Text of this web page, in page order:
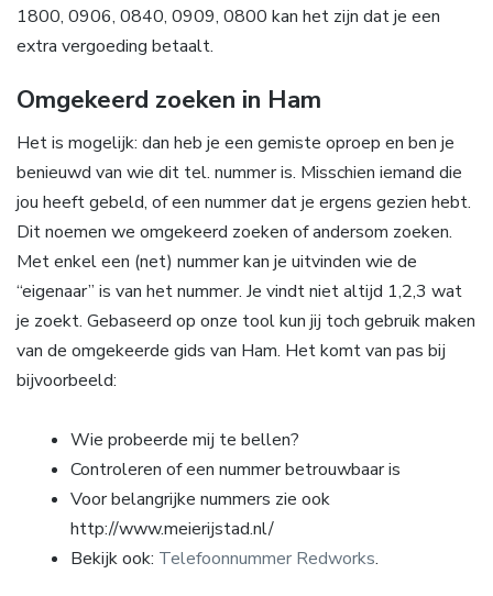
1800, 0906, 0840, 0909, 0800 kan het zijn dat je een
extra vergoeding betaalt.
Omgekeerd zoeken in Ham
Het is mogelijk: dan heb je een gemiste oproep en ben je
benieuwd van wie dit tel. nummer is. Misschien iemand die
jou heeft gebeld, of een nummer dat je ergens gezien hebt.
Dit noemen we omgekeerd zoeken of andersom zoeken.
Met enkel een (net) nummer kan je uitvinden wie de
“eigenaar” is van het nummer. Je vindt niet altijd 1,2,3 wat
je zoekt. Gebaseerd op onze tool kun jij toch gebruik maken
van de omgekeerde gids van Ham. Het komt van pas bij
bijvoorbeeld:
Wie probeerde mij te bellen?
Controleren of een nummer betrouwbaar is
Voor belangrijke nummers zie ook
http://www.meierijstad.nl/
Bekijk ook: Telefoonnummer Redworks.